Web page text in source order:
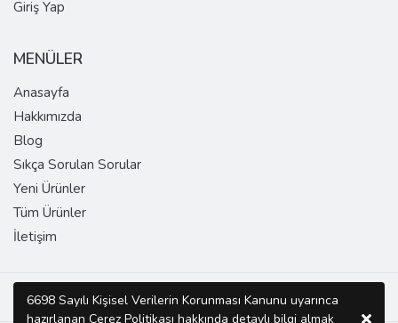
Giriş Yap
MENÜLER
Anasayfa
Hakkımızda
Blog
Sıkça Sorulan Sorular
Yeni Ürünler
Tüm Ürünler
İletişim
Copyright © 2026 SUPER DOMAIN Tüm Hakları Saklıdır.
6698 Sayılı Kişisel Verilerin Korunması Kanunu uyarınca
hazırlanan Çerez Politikası hakkında detaylı bilgi almak